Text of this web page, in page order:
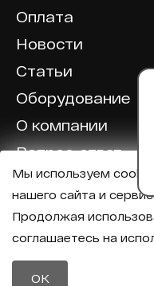
Оплата
Новости
Статьи
Оборудование
О компании
Вопрос-ответ
Отзывы
Политика
Политика обработки
Мы используем cookie
нашего сайта и
Продолжая
соглашаетесь на
OK